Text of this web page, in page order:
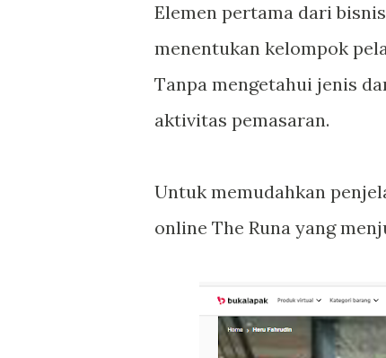
Elemen pertama dari
menentukan kelompok
Tanpa mengetahui jenis
aktivitas pemasaran.
Untuk memudahkan
online The Runa yang